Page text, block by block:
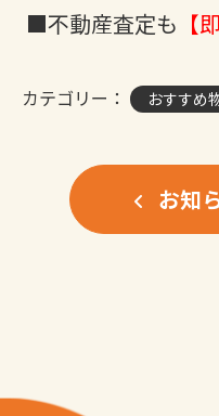
■不動産査定も 【
カテゴリー： おすすめ
お知